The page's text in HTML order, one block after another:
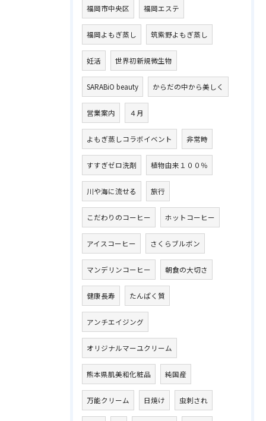
福岡市中央区 福岡エステ
福岡よもぎ蒸し 筑紫野よもぎ蒸し
妊活 世界初新規微生物
SARABiO beauty からだの中から美しく
営業案内 ４月
よもぎ蒸しコラボイベント 非常時
すすぎゼロ洗剤 植物由来１００％
川や海に流せる 旅行
こだわりのコーヒー ホットコーヒー
アイスコーヒー さくらブルボン
マンデリンコーヒー 朝食の大切さ
健康長寿 たんぱく質
アンチエイジング
オリジナルマーユクリーム
熊本県肌美和化粧品 純国産
万能クリーム 日焼け 虫刺され